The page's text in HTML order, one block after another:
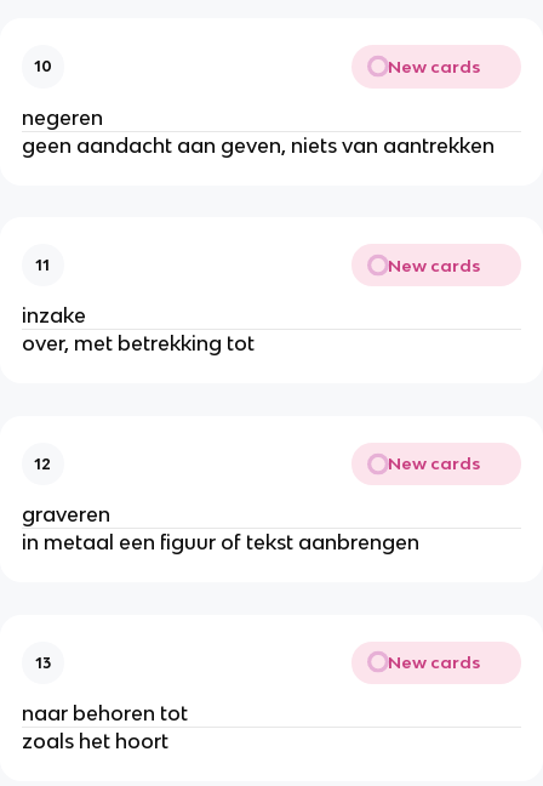
10 New cards
negeren
geen aandacht aan geven, niets van aantrekken
11 New cards
inzake
over, met betrekking tot
12 New cards
graveren
in metaal een figuur of tekst aanbrengen
13 New cards
naar behoren tot
zoals het hoort